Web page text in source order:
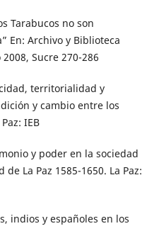
Tarabucos no son
En: Archivo y Biblioteca
Sucre 270-286
territorialidad y
y cambio entre los
IEB
y poder en la sociedad
La Paz 1585-1650. La Paz:
indios y españoles en los